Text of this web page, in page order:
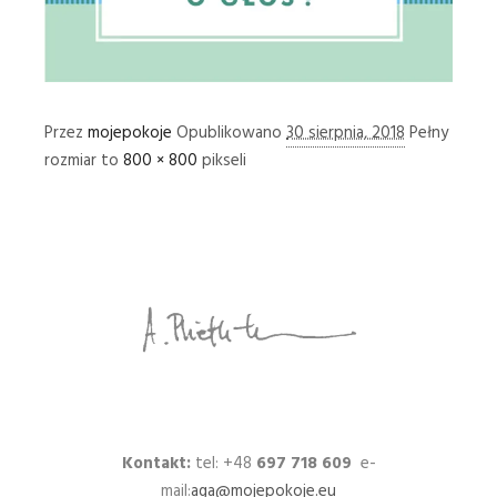
Przez mojepokoje Opublikowano 30 sierpnia, 2018 Pełny
rozmiar to 800 × 800 pikseli
Kontakt:tel: +48 697 718 609 e-
mail:aga@mojepokoje.eu